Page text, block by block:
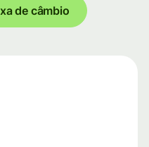
de câmbio